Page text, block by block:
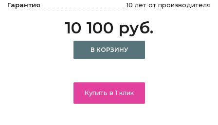
Гарантия 10 лет от производителя
10 100 руб.
В КОРЗИНУ
Купить в 1 клик